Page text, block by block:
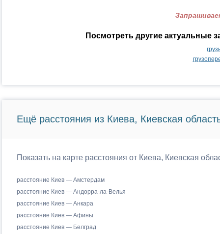
Посмотреть другие актуальные
Ещё расстояния из Киева, Киевская
Показать на карте расстояния от Киева, Киевская
расстояние Киев — Амстердам
расстояние Киев — Андорра-ла-Велья
расстояние Киев — Анкара
расстояние Киев — Афины
расстояние Киев — Белград